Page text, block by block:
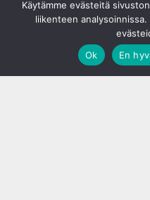
Käytämme evästeitä
liikenteen
Ok
En